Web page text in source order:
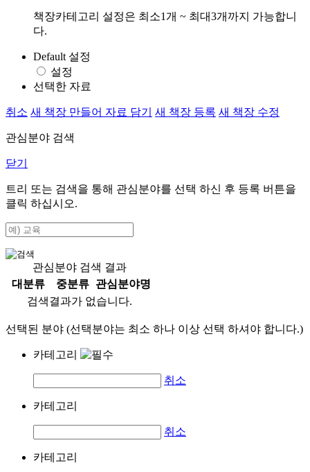
책장카테고리 설정은 최소1개 ~ 최대3개까지 가능합니
다.
Default 설정
설정
선택한 자료
취소 새 책장 만들어 자료 담기 새 책장 등록 새 책장 수정
관심분야 검색
닫기
트리 또는 검색을 통해 관심분야를 선택 하신 후 등록 버튼을
클릭 하십시오.
관심분야 검색 결과
대분류
중분류
관심분야명
검색결과가 없습니다.
선택된 분야 (선택분야는 최소 하나 이상 선택 하셔야 합니다.)
카테고리
취소
카테고리
취소
카테고리